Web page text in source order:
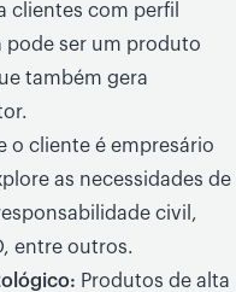
clientes com perfil
pode ser um produto
também gera
o cliente é empresário
as necessidades de
civil,
entre outros.
Produtos de alta